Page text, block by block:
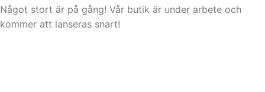
Något stort är på gång! Vår butik är under arbete och
kommer att lanseras snart!